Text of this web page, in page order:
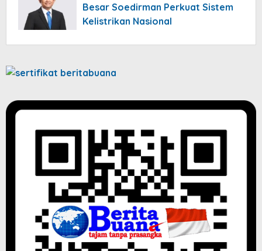
Besar Soedirman Perkuat Sistem
Kelistrikan Nasional